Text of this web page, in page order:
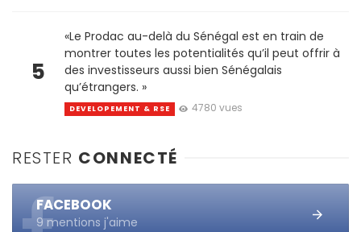
5
«Le Prodac au-delà du Sénégal est en train de
montrer toutes les potentialités qu’il peut offrir à
des investisseurs aussi bien Sénégalais
qu’étrangers. »
DEVELOPEMENT & RSE 4780 vues
RESTER CONNECTÉ
FACEBOOK
9 mentions j'aime